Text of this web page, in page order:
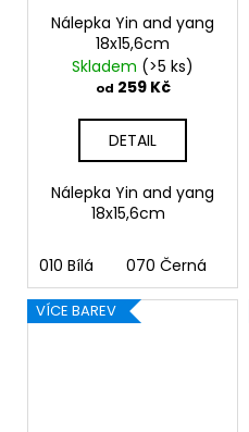
Nálepka Yin and yang
18x15,6cm
Skladem (>5 ks)
od 259 Kč
DETAIL
Nálepka Yin and yang
18x15,6cm
010 Bílá 070 Černá
VÍCE BAREV